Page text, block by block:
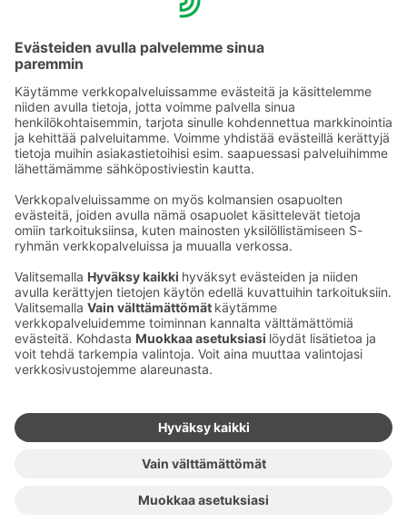
Hinta S-Etukortilla 18,50 € (norm. 18,90 €), lapset 4-13 -
vuotta 1 € / ikävuosi.
Tervetuloa Original-aamiaiselle!
Ota yhteyttä
Hotellien yhteystiedot
Asiakaspalvelun yhteystiedot›
Palaute
Anna palautetta
Sokos Hotels uutiskirje
Tilaa uutiskirje
Saat Sokos Hotellien uusimmat
edut ja uutiset sähköpostiisi
kuukausittain.
Palkinnot ja sertifikaatit
Sokos Hotels somessa
Sokos Hotels
Facebookissa
Sokos Hotels
Sokos
Hotels
Sokos
Hotels